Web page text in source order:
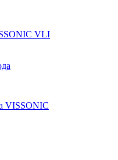
VLI
VISSONIC